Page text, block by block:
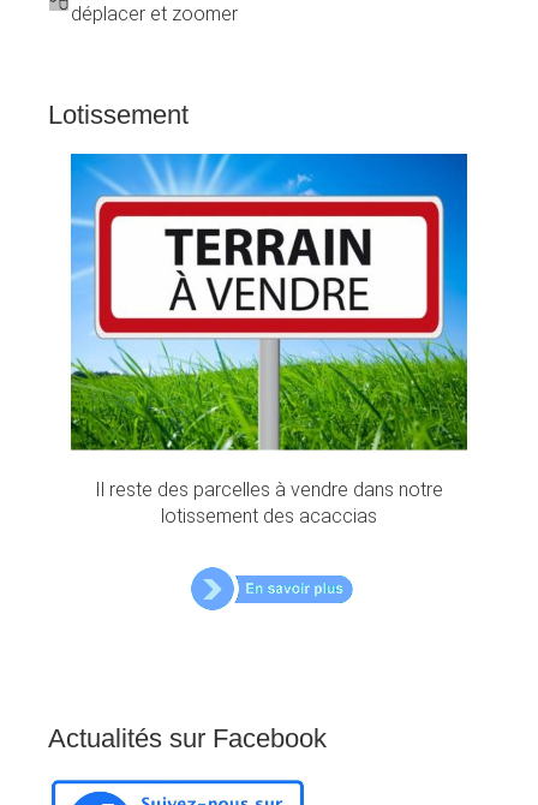
déplacer et zoomer
Lotissement
Il reste des parcelles à vendre dans notre
lotissement des acaccias
Actualités sur Facebook